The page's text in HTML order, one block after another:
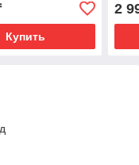
Купить
2